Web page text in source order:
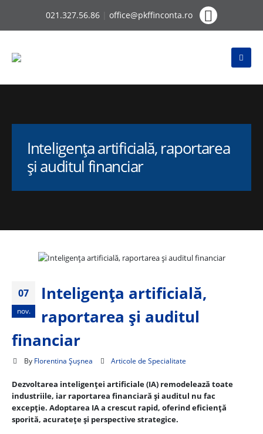
021.327.56.86 |office@pkffinconta.ro
Inteligența artificială, raportarea
și auditul financiar
07
nov.
Inteligența artificială,
raportarea și auditul
financiar
By Florentina Șușnea Articole de Specialitate
Dezvoltarea inteligenței artificiale (IA) remodelează toate
industriile, iar raportarea financiară și auditul nu fac
excepție. Adoptarea IA a crescut rapid, oferind eficiență
sporită, acuratețe și perspective strategice.